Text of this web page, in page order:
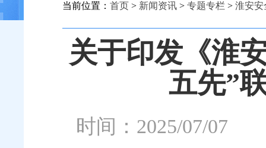
当前位置： 首页 > 新闻资讯 > 专题专栏 > 淮安安
关于印发《淮
五先”
时间：2025/